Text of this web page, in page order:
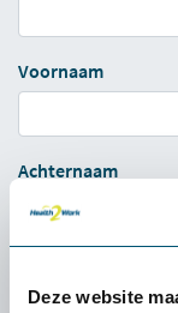
Deze website
Voornaam
Achternaam